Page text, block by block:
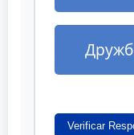
Verificar